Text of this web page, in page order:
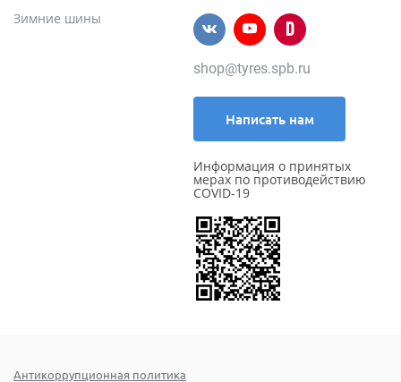
Зимние шины
shop@tyres.spb.ru
Написать нам
Информация о принятых
мерах по противодействию
COVID-19
Антикоррупционная политика